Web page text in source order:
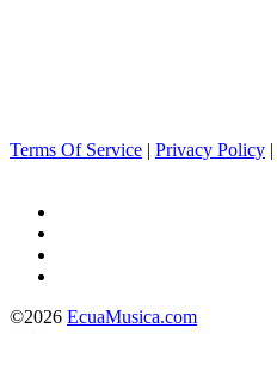
Terms Of Service | Privacy Policy |
©2026 EcuaMusica.com